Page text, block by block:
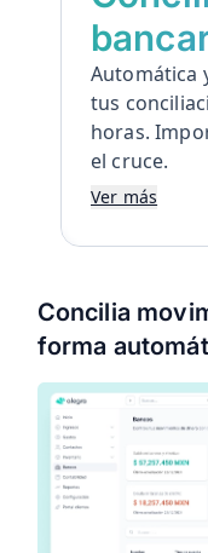
Automática
tus
horas.
el cruce.
Ver más
minutos,
extracto,
Importa
Alegra
Libera 8
manual a
Concilia
forma